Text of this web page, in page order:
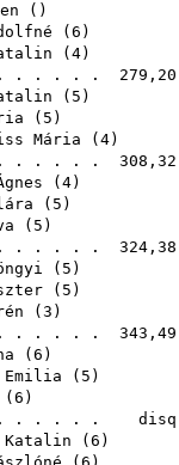
()
( 6 )
( 4)
. . . . 279,20
( 5 )
( 5 )
Mária ( 4)
. . . . 308,32
( 4)
( 5 )
( 5 )
. . . . 324,38
( 5 )
( 5 )
( 3 )
. . . . 343,49
( 6 )
Emilia ( 5 )
( 6 )
. . . . . disq
Katalin ( 6 )